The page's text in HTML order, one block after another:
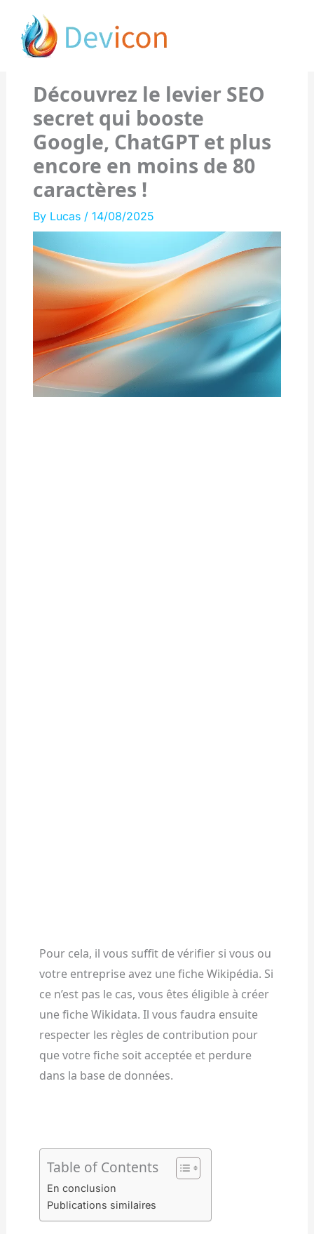
content
Découvrez le levier SEO
secret qui booste
Google, ChatGPT et plus
encore en moins de 80
caractères !
By Lucas /14/08/2025
Pour cela, il vous suffit de vérifier si vous ou
votre entreprise avez une fiche Wikipédia. Si
ce n’est pas le cas, vous êtes éligible à créer
une fiche Wikidata. Il vous faudra ensuite
respecter les règles de contribution pour
que votre fiche soit acceptée et perdure
dans la base de données.
Table of Contents
En conclusion
Publications similaires